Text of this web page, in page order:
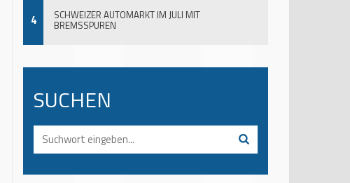
4 SCHWEIZER AUTOMARKT IM JULI MIT
BREMSSPUREN
SUCHEN